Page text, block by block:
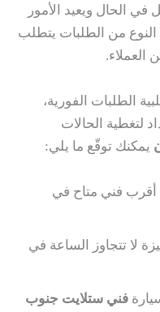
الحال ويعيد الأمور
من الطلبات يتطلب
العملاء.
الطلبات الفورية،
لتغطية الحالات
يمكنك توقّع ما يلي:
أقرب فني متاح في
لا تتجاوز الساعة في
فني ستلايت جنوب